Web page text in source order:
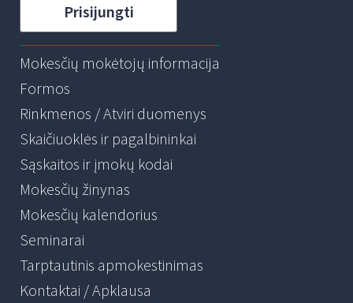
Prisijungti
Mokesčių mokėtojų informacija
Formos
Rinkmenos / Atviri duomenys
Skaičiuoklės ir pagalbininkai
Sąskaitos ir įmokų kodai
Mokesčių žinynas
Mokesčių kalendorius
Seminarai
Tarptautinis apmokestinimas
Kontaktai / Apklausa